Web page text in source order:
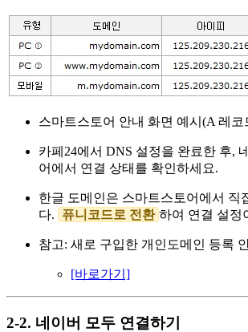
스마트스토어 안내 화면 예시(A 레코
카페24에서 DNS 설정을 완료한 후,
어에서 연결 상태를 확인하세요.
한글 도메인은 스마트스토어에서 직
다.
퓨니코드로 전환 하여 연결 설정
참고: 새로 구입한 개인도메인 등록
[바로가기]
2-2. 네이버 모두 연결하기